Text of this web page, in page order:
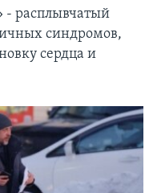
- расплывчатый
синдромов,
сердца и